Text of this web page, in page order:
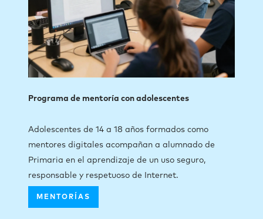
Programa de mentoría con adolescentes
Adolescentes de 14 a 18 años formados como
mentores digitales acompañan a alumnado de
Primaria en el aprendizaje de un uso seguro,
responsable y respetuoso de Internet.
MENTORÍAS